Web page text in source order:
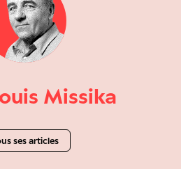
Missika
ses articles